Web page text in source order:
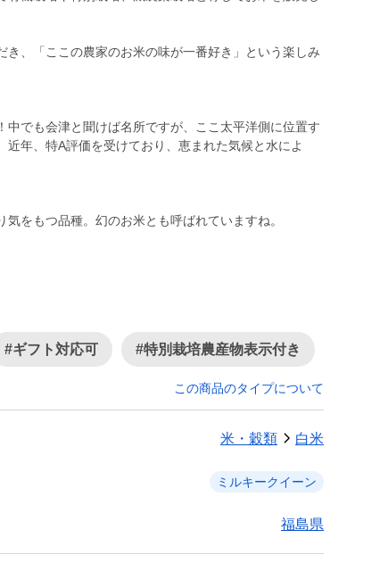
、「ここの農家のお米の味が一番好き」という楽しみ
中でも会津と聞けば名所ですが、ここ太平洋側に位置す
年、特A評価を受けており、恵まれた気候と水によ
をもつ品種。幻のお米とも呼ばれていますね。
#ギフト対応可 #特別栽培農産物表示付き
この商品のタイプについて
米・穀類 白米
ミルキークイーン
福島県